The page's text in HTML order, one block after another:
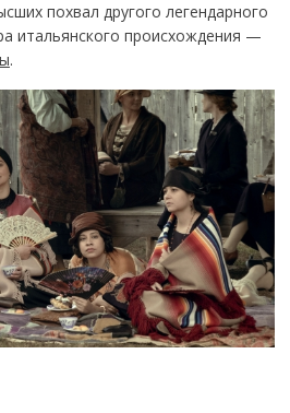
похвал другого легендарного
итальянского происхождения —
.